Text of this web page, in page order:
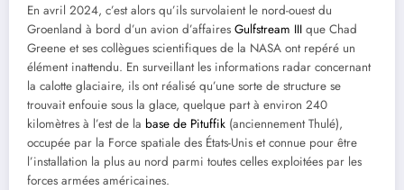
En avril 2024, c’est alors qu’ils survolaient le nord-ouest du
Groenland à bord d’un avion d’affaires Gulfstream III que Chad
Greene et ses collègues scientifiques de la NASA ont repéré un
élément inattendu. En surveillant les informations radar concernant
la calotte glaciaire, ils ont réalisé qu’une sorte de structure se
trouvait enfouie sous la glace, quelque part à environ 240
kilomètres à l’est de la base de Pituffik (anciennement Thulé),
occupée par la Force spatiale des États-Unis et connue pour être
l’installation la plus au nord parmi toutes celles exploitées par les
forces armées américaines.